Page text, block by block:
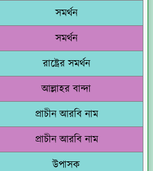
সমর্থন
সমর্থন
রাষ্ট্রের সমর্থন
আল্লাহর বান্দা
প্রাচীন আরবি নাম
প্রাচীন আরবি নাম
উপাসক